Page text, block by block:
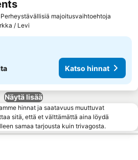
Perheystävällisiä majoitusvaihtoehtoja
/ Levi
Katso hinnat
Näytä lisää
hinnat ja saatavuus muuttuvat
sitä, että et välttämättä aina löydä
samaa tarjousta kuin trivagosta.